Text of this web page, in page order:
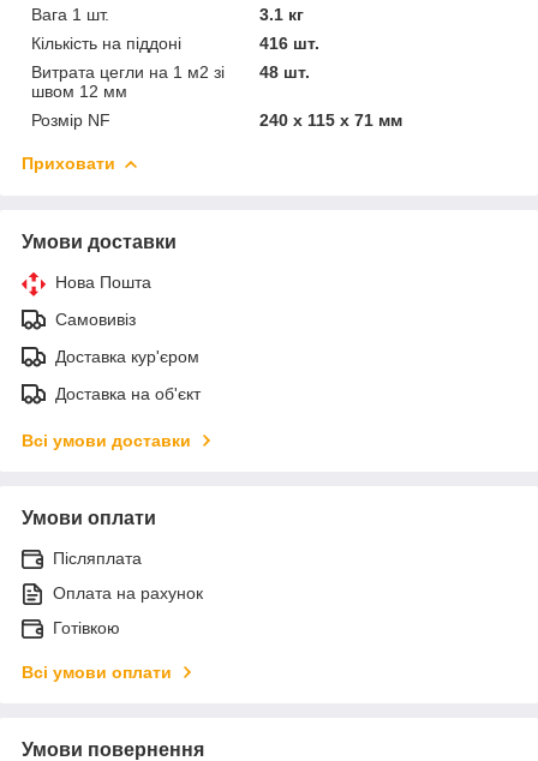
Вага 1 шт.
3.1 кг
Кількість на піддоні
416 шт.
Витрата цегли на 1 м2 зі
швом 12 мм
48 шт.
Розмір NF 240 x 115 x 71 мм
Приховати
Умови доставки
Нова Пошта
Самовивіз
Доставка кур'єром
Доставка на об'єкт
Всі умови доставки
Умови оплати
Післяплата
Оплата на рахунок
Готівкою
Всі умови оплати
Умови повернення